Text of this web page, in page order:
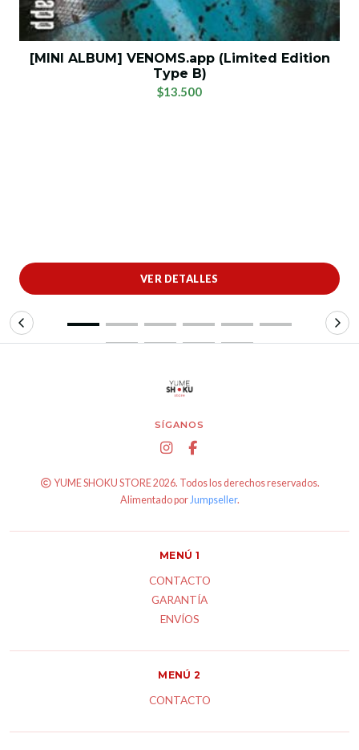
[MINI ALBUM] VENOMS.app (Limited Edition
Type B)
$13.500
VER DETALLES
SÍGANOS
YUME SHOKU STORE 2026. Todos los derechos reservados.
Alimentado porJumpseller.
MENÚ 1
CONTACTO
GARANTÍA
ENVÍOS
MENÚ 2
CONTACTO